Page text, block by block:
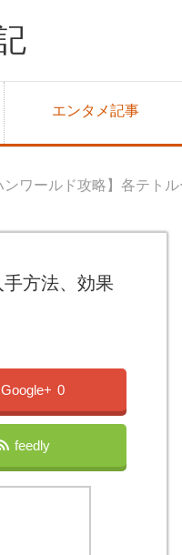
エンタメ記事
ンワールド攻略】各テト
方法、効果
Google+ 0
feedly